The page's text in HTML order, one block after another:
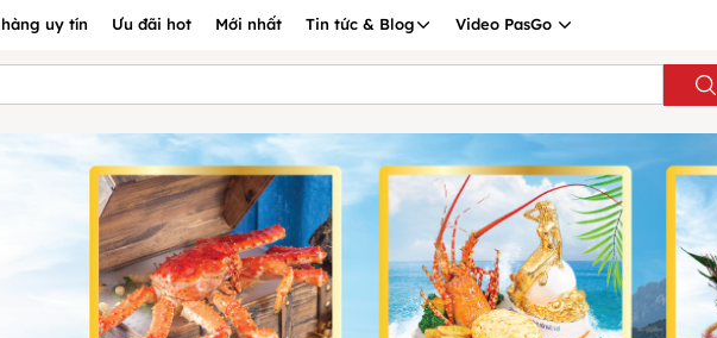
uy tín Ưu đãi hot Mới nhất Tin tức & Blog Video PasGo